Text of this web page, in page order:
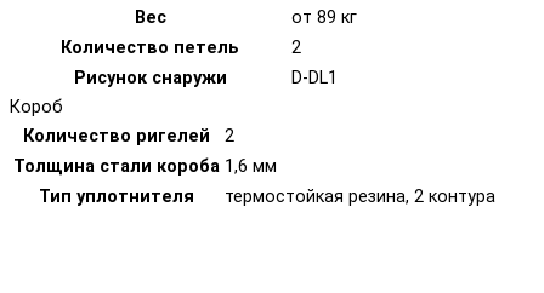
Вес
от 89 кг
Количество петель
2
Рисунок снаружи
D-DL1
Короб
Количество ригелей
2
Толщина стали короба 1,6 мм
Тип уплотнителя
термостойкая резина, 2 контура